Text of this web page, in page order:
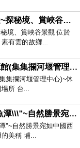
[南投縣]:武界一線天~探秘境、賞峽谷景觀
境、賞峽谷景觀 位於
有雲的故鄉...
[南投縣]:台灣水資源館(集集攔河堰管理中心)~休憩休閒兼具教育之場所
集攔河堰管理中心)~休
所 台...
[南投縣]:埔里\\\"鯉魚潭\\\"~自然勝景宛如中國西湖一般，因此有了小西湖的美稱
"~自然勝景宛如中國西
美稱 埔...